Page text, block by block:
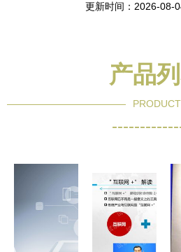
更新时间：2026-08-
产品
PRODUCT